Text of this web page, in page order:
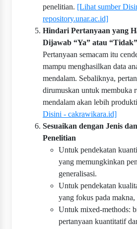
penelitian. [Lihat sumber
repository.unar.ac.id]
Hindari Pertanyaan yang
Dijawab “Ya” atau “Tidak”
Pertanyaan semacam itu
mampu menghasilkan data
mendalam. Sebaliknya,
dirumuskan untuk membuka
mendalam akan lebih
Disini - cakrawikara.id]
Sesuaikan dengan Jenis
Penelitian
Untuk pendekatan
yang memungkinkan
generalisasi.
Untuk pendekatan
yang fokus pada makna,
Untuk mixed-methods:
pertanyaan kuantitatif